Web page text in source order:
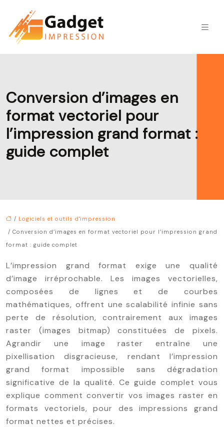
Conversion d’images en
format vectoriel pour
l’impression grand format :
guide complet
/ Logiciels et outils d'impression
/ Conversion d’images en format vectoriel pour l’impression grand
format : guide complet
L’impression grand format exige une qualité
d’image irréprochable. Les images vectorielles,
composées de lignes et de courbes
mathématiques, offrent une scalabilité infinie sans
perte de résolution, contrairement aux images
raster (images bitmap) constituées de pixels.
Agrandir une image raster entraîne une
pixellisation disgracieuse, rendant l’impression
grand format impossible sans dégradation
significative de la qualité. Ce guide complet vous
explique comment convertir vos images raster en
formats vectoriels, pour des impressions grand
format nettes et précises.